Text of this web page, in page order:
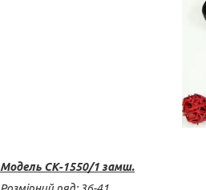
Модель СК-1550/1 замш.